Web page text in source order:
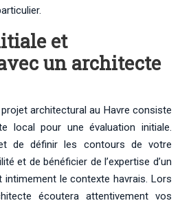
et
un architecte
architectural au Havre consiste
local pour une évaluation initiale.
de définir les contours de votre
et de bénéficier de l’expertise d’un
le contexte havrais. Lors
écoutera attentivement vos